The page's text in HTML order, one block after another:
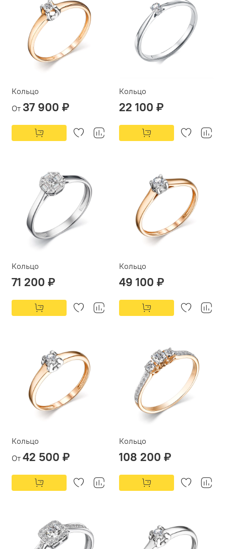
Кольцо
От 37 900 ₽
Кольцо
22 100 ₽
Кольцо
71 200 ₽
Кольцо
49 100 ₽
Кольцо
От 42 500 ₽
Кольцо
108 200 ₽